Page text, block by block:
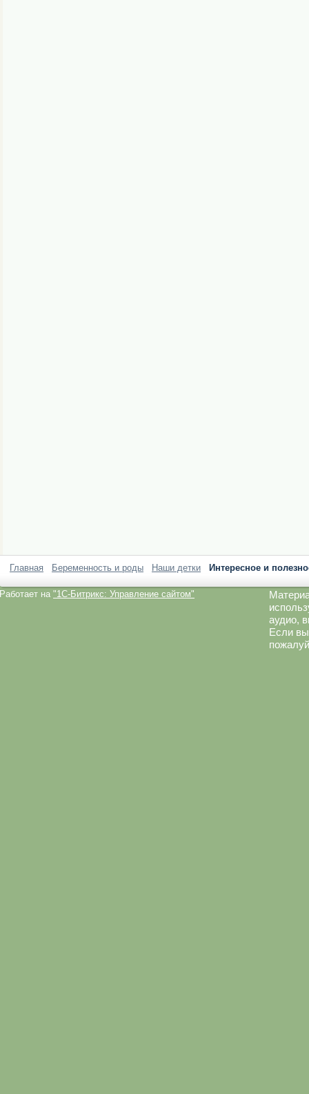
Главная Беременность и роды Наши детки Интересное и
Работает на "1C-Битрикс: Управление сайтом"
аудио,
Если вы